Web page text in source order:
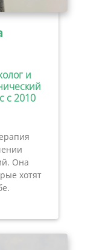
и
с 2010
Она
хотят